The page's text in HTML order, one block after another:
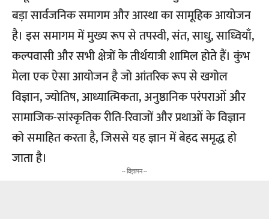
बड़ा सार्वजनिक समागम और आस्था का सामूहिक आयोजन
है। इस समागम में मुख्य रूप से तपस्वी, संत, साधु, साध्वियाँ,
कल्पवासी और सभी क्षेत्रों के तीर्थयात्री शामिल होते हैं। कुंभ
मेला एक ऐसा आयोजन है जो आंतरिक रूप से खगोल
विज्ञान, ज्योतिष, आध्यात्मिकता, अनुष्ठानिक परंपराओं और
सामाजिक-सांस्कृतिक रीति-रिवाजों और प्रथाओं के विज्ञान
को समाहित करता है, जिससे यह ज्ञान में बेहद समृद्ध हो
जाता है।
-- विज्ञापन --